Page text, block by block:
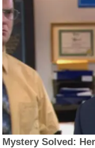
Mystery Solved: